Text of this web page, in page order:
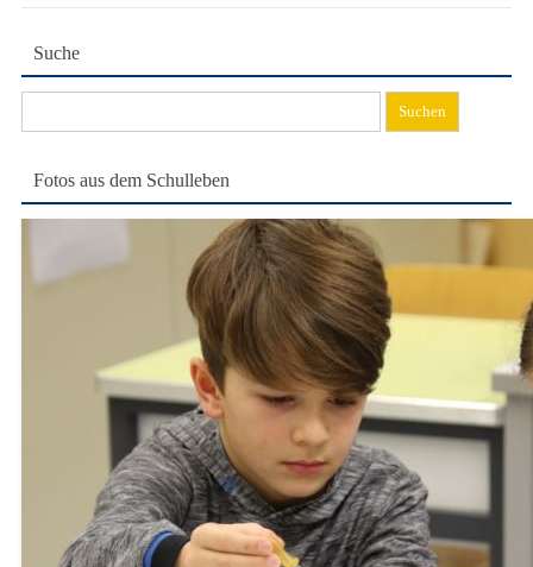
Suche
nach:
Fotos aus dem Schulleben